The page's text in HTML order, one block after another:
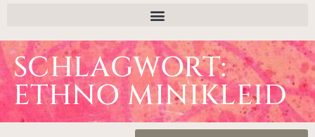
SCHLAGWORT:
ETHNO MINIKLEID